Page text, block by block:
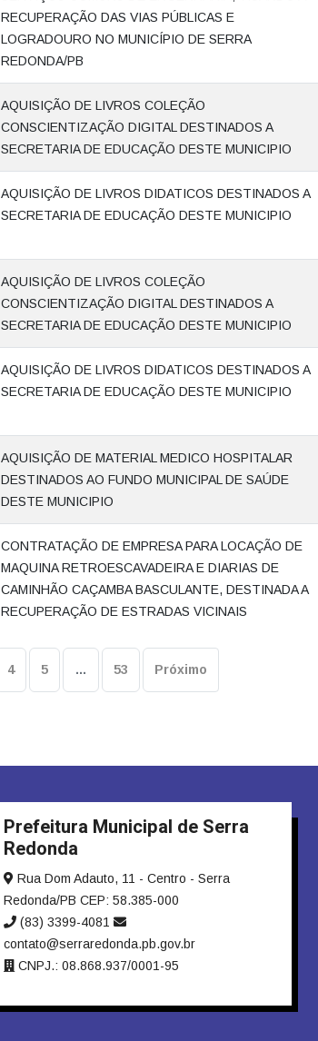
RECUPERAÇÃO DAS VIAS PÚBLICAS E
LOGRADOURO NO MUNICÍPIO DE SERRA
REDONDA/PB
AQUISIÇÃO DE LIVROS COLEÇÃO
CONSCIENTIZAÇÃO DIGITAL DESTINADOS A
SECRETARIA DE EDUCAÇÃO DESTE MUNICIPIO
AQUISIÇÃO DE LIVROS DIDATICOS DESTINADOS A
SECRETARIA DE EDUCAÇÃO DESTE MUNICIPIO
AQUISIÇÃO DE LIVROS COLEÇÃO
CONSCIENTIZAÇÃO DIGITAL DESTINADOS A
SECRETARIA DE EDUCAÇÃO DESTE MUNICIPIO
AQUISIÇÃO DE LIVROS DIDATICOS DESTINADOS A
SECRETARIA DE EDUCAÇÃO DESTE MUNICIPIO
AQUISIÇÃO DE MATERIAL MEDICO HOSPITALAR
DESTINADOS AO FUNDO MUNICIPAL DE SAÚDE
DESTE MUNICIPIO
CONTRATAÇÃO DE EMPRESA PARA LOCAÇÃO DE
MAQUINA RETROESCAVADEIRA E DIARIAS DE
CAMINHÃO CAÇAMBA BASCULANTE, DESTINADA A
RECUPERAÇÃO DE ESTRADAS VICINAIS
4 5 … 53 Próximo
Prefeitura Municipal de Serra
Redonda
Rua Dom Adauto, 11 - Centro - Serra
Redonda/PB CEP: 58.385-000
(83) 3399-4081
contato@serraredonda.pb.gov.br
CNPJ.: 08.868.937/0001-95